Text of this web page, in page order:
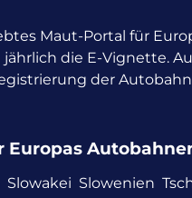
Maut-Portal für
die E-Vignette.
der
Europas
Slowakei Slowenien